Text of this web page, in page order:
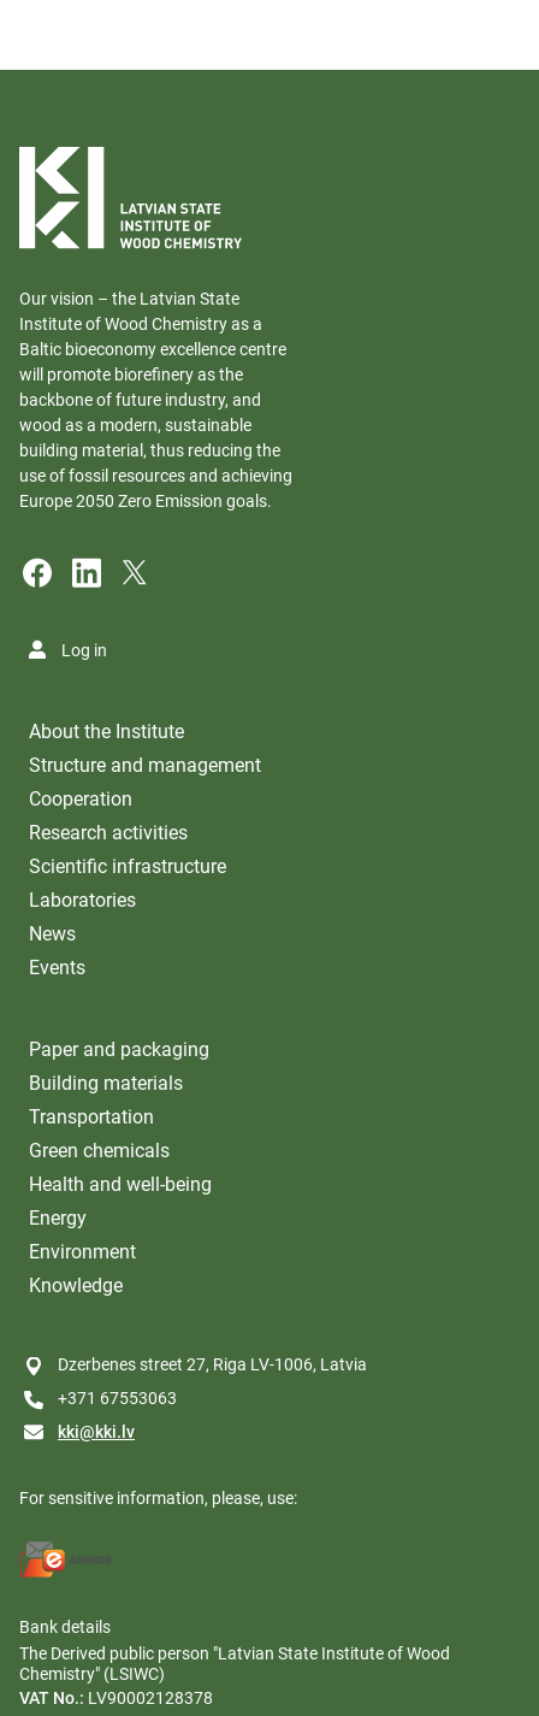
Our vision – the Latvian State
Institute of Wood Chemistry as a
Baltic bioeconomy excellence centre
will promote biorefinery as the
backbone of future industry, and
wood as a modern, sustainable
building material, thus reducing the
use of fossil resources and achieving
Europe 2050 Zero Emission goals.
Log in
About the Institute
Structure and management
Cooperation
Research activities
Scientific infrastructure
Laboratories
News
Events
Paper and packaging
Building materials
Transportation
Green chemicals
Health and well-being
Energy
Environment
Knowledge
Dzerbenes street 27, Riga LV-1006, Latvia
+371 67553063
kki@kki.lv
For sensitive information, please, use:
Bank details
The Derived public person "Latvian State Institute of Wood
Chemistry" (LSIWC)
VAT No.: LV90002128378